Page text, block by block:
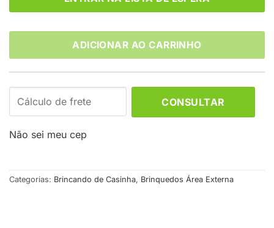
ADICIONAR AO CARRINHO
CONSULTAR
Não sei meu cep
Categorias: Brincando de Casinha, Brinquedos Área Externa